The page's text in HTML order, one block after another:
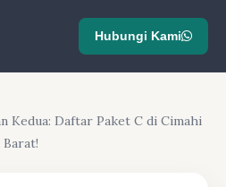
Hubungi Kami
Kedua: Daftar Paket C di Cimahi
Barat!